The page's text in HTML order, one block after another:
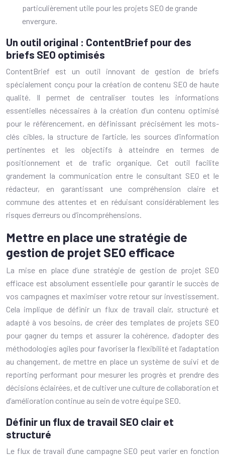
particulièrement utile pour les projets SEO de grande
envergure.
Un outil original : ContentBrief pour des
briefs SEO optimisés
ContentBrief est un outil innovant de gestion de briefs
spécialement conçu pour la création de contenu SEO de haute
qualité. Il permet de centraliser toutes les informations
essentielles nécessaires à la création d’un contenu optimisé
pour le référencement, en définissant précisément les mots-
clés cibles, la structure de l’article, les sources d’information
pertinentes et les objectifs à atteindre en termes de
positionnement et de trafic organique. Cet outil facilite
grandement la communication entre le consultant SEO et le
rédacteur, en garantissant une compréhension claire et
commune des attentes et en réduisant considérablement les
risques d’erreurs ou d’incompréhensions.
Mettre en place une stratégie de
gestion de projet SEO efficace
La mise en place d’une stratégie de gestion de projet SEO
efficace est absolument essentielle pour garantir le succès de
vos campagnes et maximiser votre retour sur investissement.
Cela implique de définir un flux de travail clair, structuré et
adapté à vos besoins, de créer des templates de projets SEO
pour gagner du temps et assurer la cohérence, d’adopter des
méthodologies agiles pour favoriser la flexibilité et l’adaptation
au changement, de mettre en place un système de suivi et de
reporting performant pour mesurer les progrès et prendre des
décisions éclairées, et de cultiver une culture de collaboration et
d’amélioration continue au sein de votre équipe SEO.
Définir un flux de travail SEO clair et
structuré
Le flux de travail d’une campagne SEO peut varier en fonction